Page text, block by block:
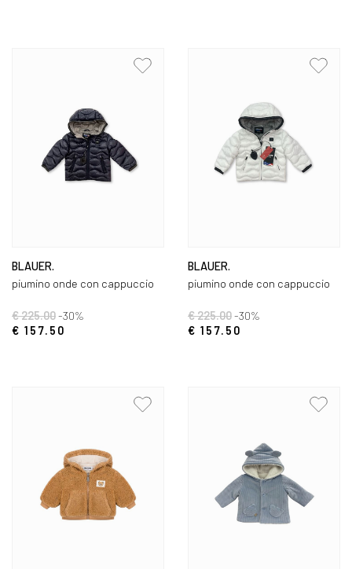
BLAUER.
piumino onde con cappuccio
€ 225.00-30%
€ 157.50
BLAUER.
piumino onde con cappuccio
€ 225.00-30%
€ 157.50